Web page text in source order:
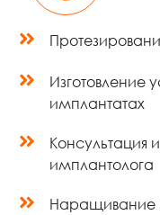
Изготовление
имплантатах
Консультация
имплантолога
Наращивание